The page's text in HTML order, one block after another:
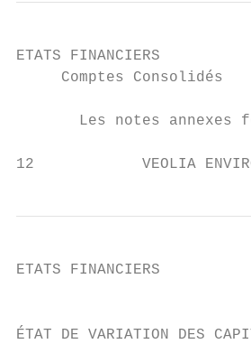
ETATS FINANCIERS
     Comptes Consolidés
Les notes annexes
12            VEOLIA
ETATS FINANCIERS
ÉTAT DE VARIATION DES